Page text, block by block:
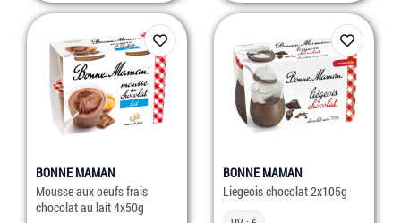
BONNE MAMAN
Mousse aux oeufs frais
chocolat au lait 4x50g
BONNE MAMAN
Liegeois chocolat 2x105g